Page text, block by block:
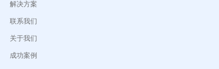
解决方案
联系我们
关于我们
成功案例